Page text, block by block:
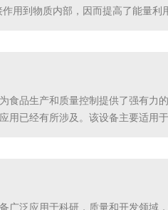
用到物质内部，因而提高了能量利
品生产和质量控制提供了强有力
已经有所涉及。该设备主要适用
广泛应用于科研，质量和开发领域